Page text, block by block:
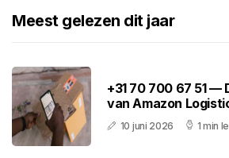
Meest gelezen dit jaar
+31 70 700 67 51 —
van Amazon
10 juni 2026 1 min